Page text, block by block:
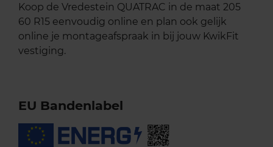
Koop de Vredestein QUATRAC in de maat 205
60 R15 eenvoudig online en plan ook gelijk
online je montageafspraak in bij jouw KwikFit
vestiging.
EU Bandenlabel